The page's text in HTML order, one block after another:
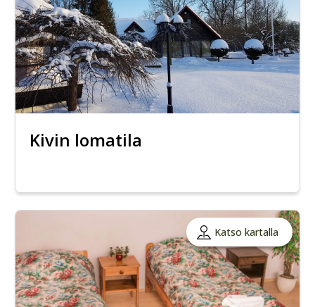
Kivin lomatila
Katso kartalla